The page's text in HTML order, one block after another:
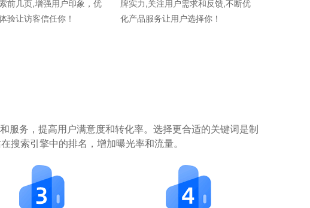
前几页,增强用户印象，优
验让访客信任你！
牌实力,关注用户需求和反馈,不断优
化产品服务让用户选择你！
服务，提高用户满意度和转化率。选择更合适的关键词是制
搜索引擎中的排名，增加曝光率和流量。